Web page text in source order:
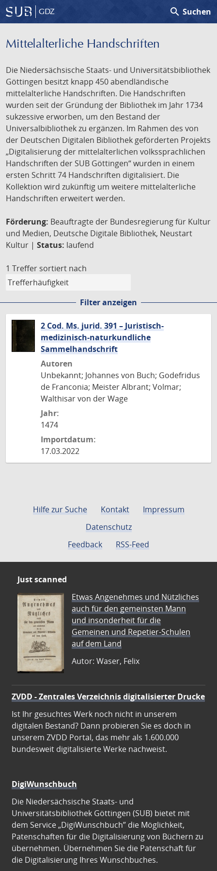
GDZ search Suchen
Mittelalterliche Handschriften
Die Niedersächsische Staats- und Universitätsbibliothek
Göttingen besitzt knapp 450 abendländische
mittelalterliche Handschriften. Die Handschriften
wurden seit der Gründung der Bibliothek im Jahr 1734
sukzessive erworben, um den Bestand der
Universalbibliothek zu ergänzen. Im Rahmen des von
der Deutschen Digitalen Bibliothek geförderten Projekts
„Digitalisierung der mittelalterlichen volkssprachlichen
Handschriften der SUB Göttingen“ wurden in einem
ersten Schritt 74 Handschriften digitalisiert. Die
Kollektion wird zukünftig um weitere mittelalterliche
Handschriften erweitert werden.
Förderung: Beauftragte der Bundesregierung für Kultur
und Medien, Deutsche Digitale Bibliothek, Neustart
Kultur | Status: laufend
1 Treffer sortiert nach
Filter anzeigen
2 Cod. Ms. jurid. 391 – Juristisch-
medizinisch-naturkundliche
Sammelhandschrift
Autoren
Unbekannt; Johannes von Buch; Godefridus
de Franconia; Meister Albrant; Volmar;
Walthisar von der Wage
Jahr:
1474
Importdatum:
17.03.2022
Hilfe zur Suche Kontakt
Impressum
Datenschutz
Feedback
RSS-Feed
Just scanned
Etwas Angenehmes und Nützliches
auch für den gemeinsten Mann
und insonderheit für die
Gemeinen und Repetier-Schulen
auf dem Land
Autor: Waser, Felix
ZVDD - Zentrales Verzeichnis digitalisierter Drucke
Ist Ihr gesuchtes Werk noch nicht in unserem
digitalen Bestand? Dann probieren Sie es doch in
unserem ZVDD Portal, das mehr als 1.600.000
bundesweit digitalisierte Werke nachweist.
DigiWunschbuch
Die Niedersächsische Staats- und
Universitätsbibliothek Göttingen (SUB) bietet mit
dem Service „DigiWunschbuch” die Möglichkeit,
Patenschaften für die Digitalisierung von Büchern zu
übernehmen. Übernehmen Sie die Patenschaft für
die Digitalisierung Ihres Wunschbuches.